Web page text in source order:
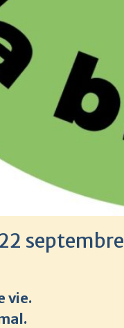
septembre
vie.